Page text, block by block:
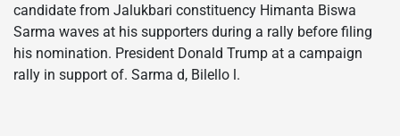
candidate from Jalukbari constituency Himanta Biswa
Sarma waves at his supporters during a rally before filing
his nomination. President Donald Trump at a campaign
rally in support of. Sarma d, Bilello l.